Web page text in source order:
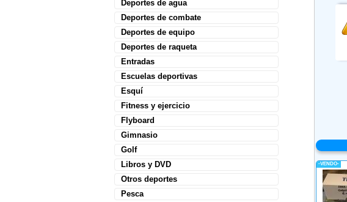
Deportes de agua
Deportes de combate
Deportes de equipo
Deportes de raqueta
Entradas
Escuelas deportivas
Esquí
Fitness y ejercicio
Flyboard
Gimnasio
Golf
Libros y DVD
Otros deportes
Pesca
-VENDO-